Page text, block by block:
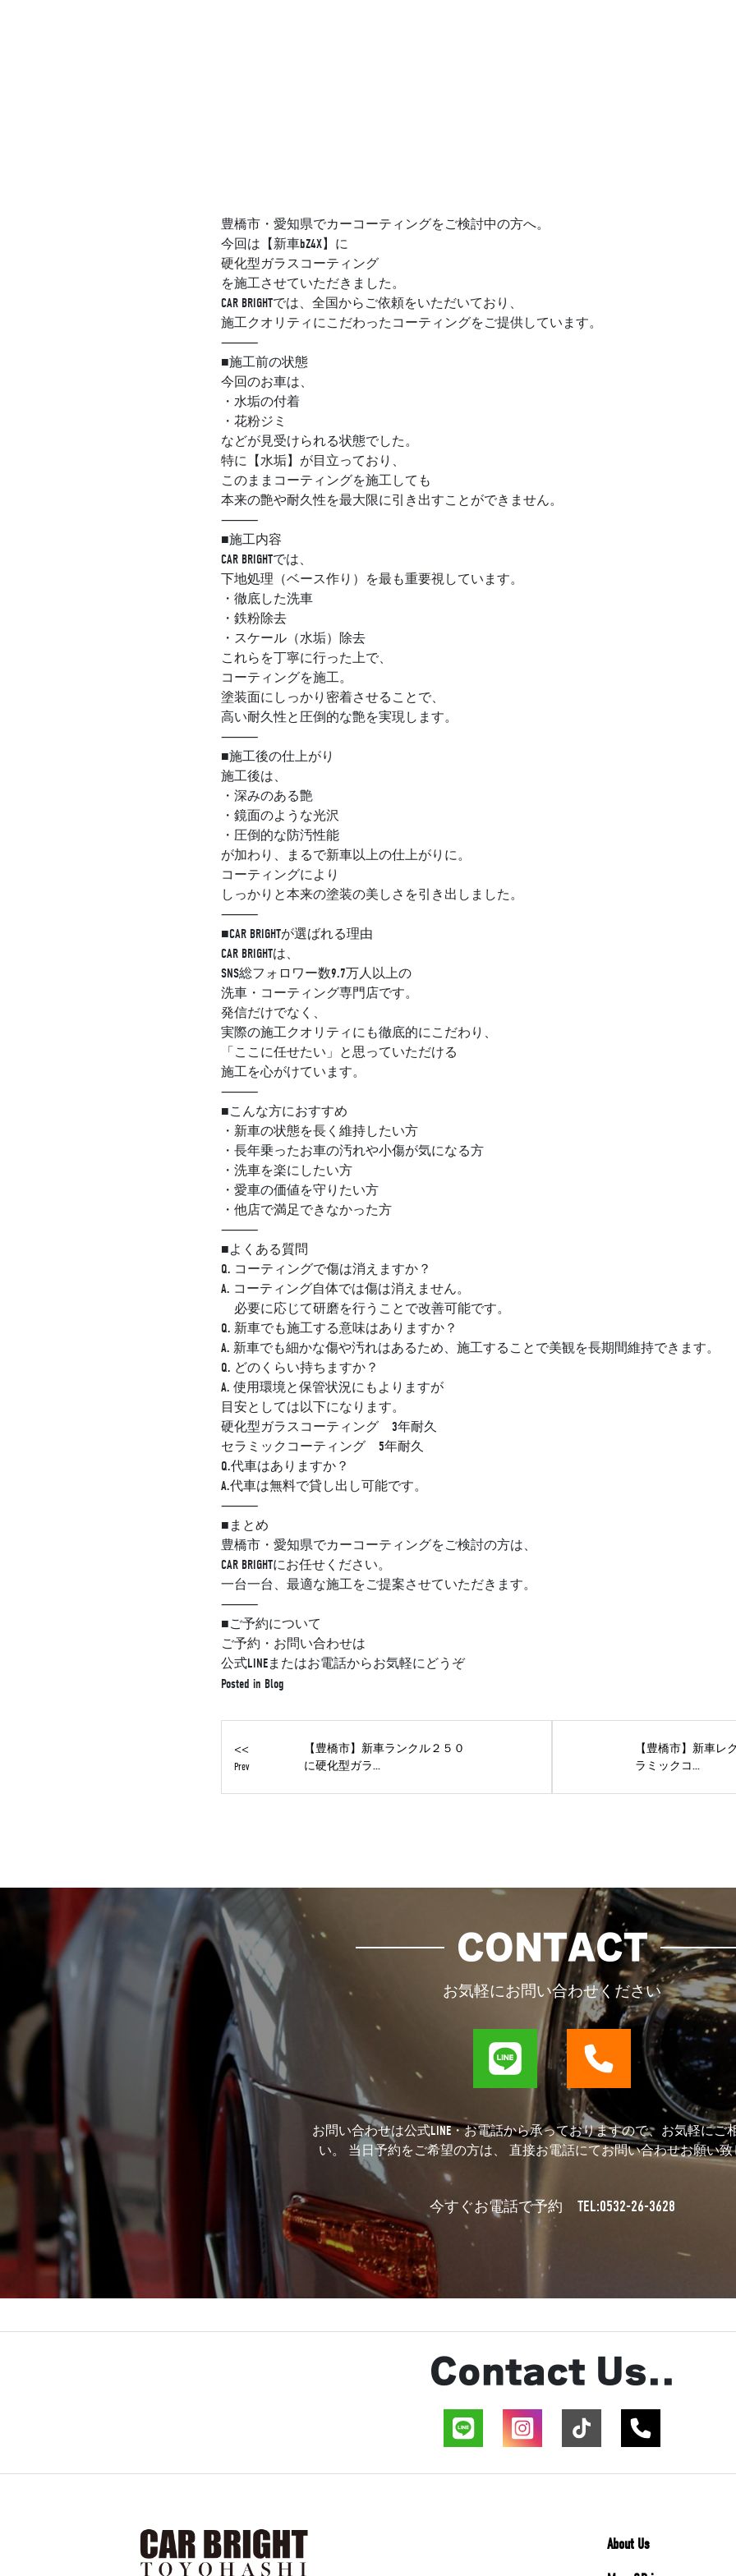
豊橋市・愛知県でカーコーティングをご検討中の方へ。
今回は【新車bZ4X】に
硬化型ガラスコーティング
を施工させていただきました。
CAR BRIGHTでは、全国からご依頼をいただいており、
施工クオリティにこだわったコーティングをご提供しています。
⸻
■施工前の状態
今回のお車は、
・水垢の付着
・花粉ジミ
などが見受けられる状態でした。
特に【水垢】が目立っており、
このままコーティングを施工しても
本来の艶や耐久性を最大限に引き出すことができません。
⸻
■施工内容
CAR BRIGHTでは、
下地処理（ベース作り）を最も重要視しています。
・徹底した洗車
・鉄粉除去
・スケール（水垢）除去
これらを丁寧に行った上で、
コーティングを施工。
塗装面にしっかり密着させることで、
高い耐久性と圧倒的な艶を実現します。
⸻
■施工後の仕上がり
施工後は、
・深みのある艶
・鏡面のような光沢
・圧倒的な防汚性能
が加わり、まるで新車以上の仕上がりに。
コーティングにより
しっかりと本来の塗装の美しさを引き出しました。
⸻
■CAR BRIGHTが選ばれる理由
CAR BRIGHTは、
SNS総フォロワー数9.7万人以上の
洗車・コーティング専門店です。
発信だけでなく、
実際の施工クオリティにも徹底的にこだわり、
「ここに任せたい」と思っていただける
施工を心がけています。
⸻
■こんな方におすすめ
・新車の状態を長く維持したい方
・長年乗ったお車の汚れや小傷が気になる方
・洗車を楽にしたい方
・愛車の価値を守りたい方
・他店で満足できなかった方
⸻
■よくある質問
Q. コーティングで傷は消えますか？
A. コーティング自体では傷は消えません。
必要に応じて研磨を行うことで改善可能です。
Q. 新車でも施工する意味はありますか？
A. 新車でも細かな傷や汚れはあるため、施工することで美観を長期間維持できます。
Q. どのくらい持ちますか？
A. 使用環境と保管状況にもよりますが
目安としては以下になります。
硬化型ガラスコーティング 3年耐久
セラミックコーティング 5年耐久
Q.代車はありますか？
A.代車は無料で貸し出し可能です。
⸻
■まとめ
豊橋市・愛知県でカーコーティングをご検討の方は、
CAR BRIGHTにお任せください。
一台一台、最適な施工をご提案させていただきます。
⸻
■ご予約について
ご予約・お問い合わせは
公式LINEまたはお電話からお気軽にどうぞ
Posted in Blog
<<
Prev
【豊橋市】新車ランクル２５０
に硬化型ガラ...
【豊橋市】新車レ
ラミックコ...
CONTACT
お気軽にお問い合わせください
お問い合わせは公式LINE・お電話から承っておりますので、お気軽にご
い。 当日予約をご希望の方は、 直接お電話にてお問い合わせお願い
今すぐお電話で予約 TEL:0532-26-3628
Contact Us..
About Us